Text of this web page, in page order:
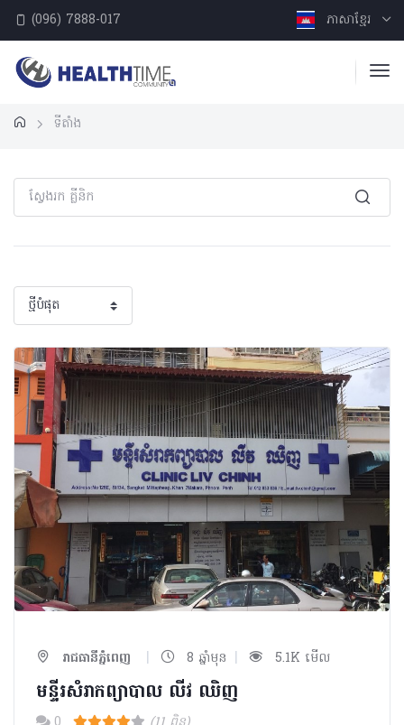
(096) 7888-017 ភាសាខ្មែរ
ទីតាំង
រាជធានីភ្នំពេញ | 8 ឆ្នាំមុន | 5.1K មើល
មន្ទីរសំរាកព្យាបាល លីវ ឈិញ